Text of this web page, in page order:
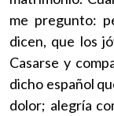
me pregunto:
dicen, que los
Casarse y
dicho español
dolor; alegría